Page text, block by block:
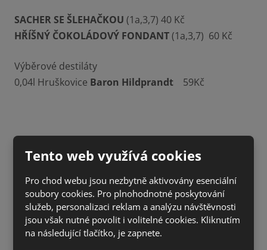
SACHER SE ŠLEHAČKOU (1a,3,7) 40 Kč
HŘÍŠNÝ ČOKOLÁDOVÝ FONDANT(1a,3,7) 60 Kč
Výběrové destiláty
0,04l Hruškovice Baron Hildprandt 59Kč
Tento web využívá cookies
Pro chod webu jsou nezbytně aktivovány esenciální
soubory cookies. Pro plnohodnotné poskytování
služeb, personalizaci reklam a analýzu návštěvnosti
jsou však nutné povolit i volitelné cookies. Kliknutím
na následující tlačítko, je zapnete.